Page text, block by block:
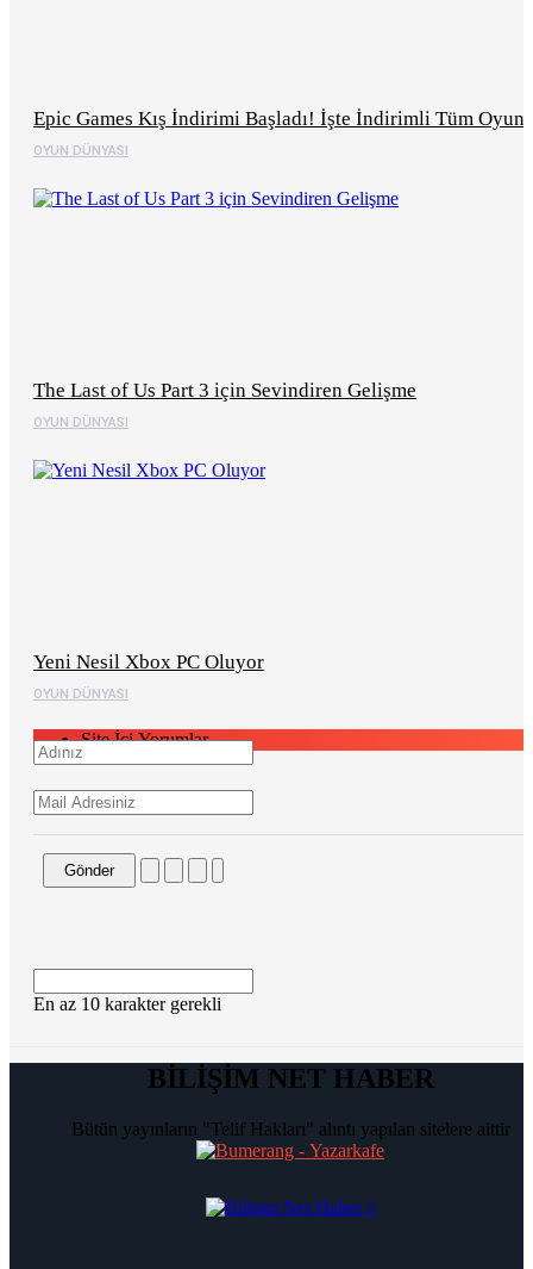
OYUN DÜNYASI
Epic Games Kış İndirimi Başladı! İşte İndirimli Tüm
OYUN DÜNYASI
The Last of Us Part 3 için Sevindiren Gelişme
OYUN DÜNYASI
Yeni Nesil Xbox PC Oluyor
Site İçi Yorumlar
Gönder
En az 10 karakter gerekli
BİLİŞİM NET HABER
Bütün yayınların "Telif Hakları" alıntı yapılan sitelere aittir